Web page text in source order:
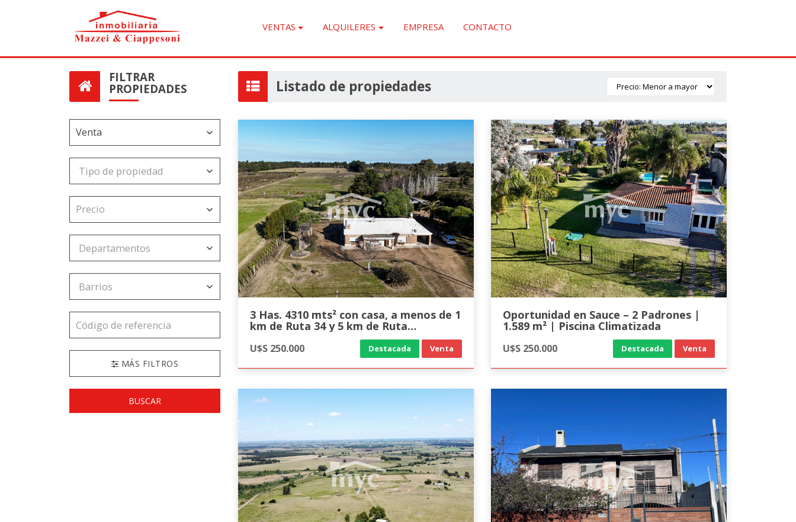
VENTAS ALQUILERES EMPRESA CONTACTO
FILTRAR
PROPIEDADES
MÁS FILTROS
BUSCAR
Listado de propiedades
3 Has. 4310 mts² con casa, a menos de 1
km de Ruta 34 y 5 km de Ruta
Interbalnearia, Rincón de Pando
U$S 250.000 Destacada Venta
Oportunidad en Sauce – 2 Padrones |
1.589 m² | Piscina Climatizada
U$S 250.000 Destacada Venta